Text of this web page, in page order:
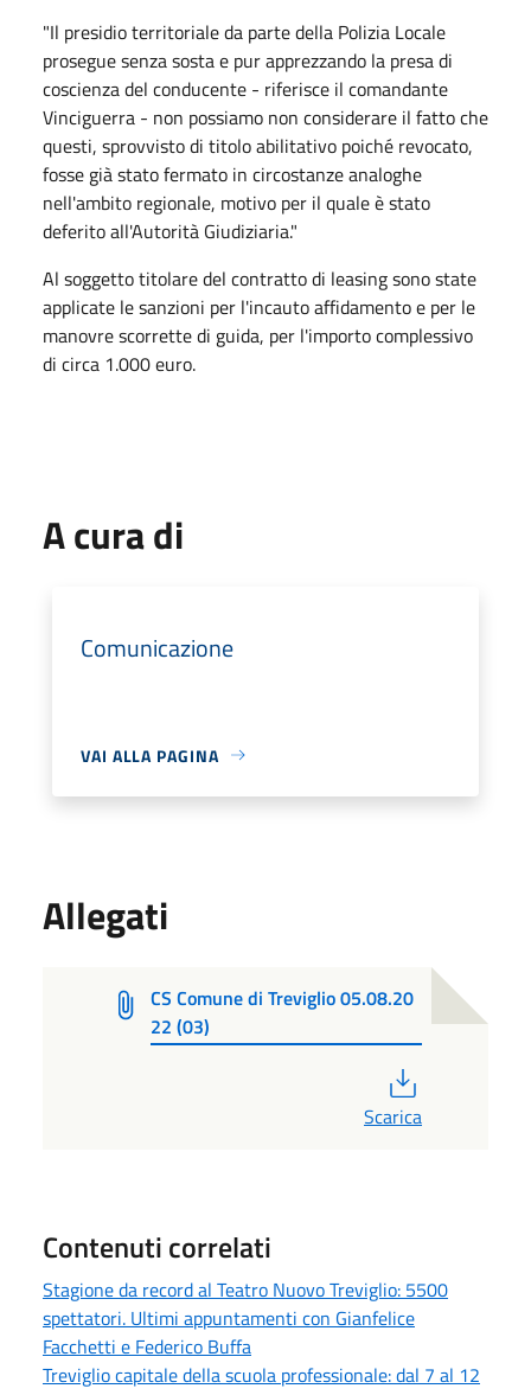
"Il presidio territoriale da parte della Polizia Locale
prosegue senza sosta e pur apprezzando la presa di
coscienza del conducente - riferisce il comandante
Vinciguerra - non possiamo non considerare il fatto che
questi, sprovvisto di titolo abilitativo poiché revocato,
fosse già stato fermato in circostanze analoghe
nell'ambito regionale, motivo per il quale è stato
deferito all'Autorità Giudiziaria."
Al soggetto titolare del contratto di leasing sono state
applicate le sanzioni per l'incauto affidamento e per le
manovre scorrette di guida, per l'importo complessivo
di circa 1.000 euro.
A cura di
Comunicazione
VAI ALLA PAGINA
Allegati
CS Comune di Treviglio 05.08.20
22 (03)
Scarica
Contenuti correlati
Stagione da record al Teatro Nuovo Treviglio: 5500
spettatori. Ultimi appuntamenti con Gianfelice
Facchetti e Federico Buffa
Treviglio capitale della scuola professionale: dal 7 al 12